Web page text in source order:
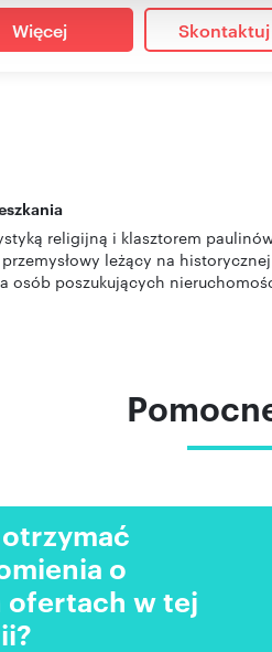
Więcej
religijną i klasztorem
leżący na
poszukujących
o
ofertach w tej